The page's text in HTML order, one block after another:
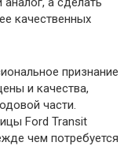
качественных
признание
и качества,
части.
Ford Transit
чем потребуется